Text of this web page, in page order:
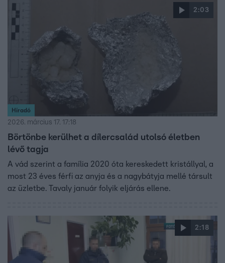
2:03
Híradó
2026. március 17. 17:18
Börtönbe kerülhet a dílercsalád utolsó életben
lévő tagja
A vád szerint a família 2020 óta kereskedett kristállyal, a
most 23 éves férfi az anyja és a nagybátyja mellé társult
az üzletbe. Tavaly január folyik eljárás ellene.
2:18